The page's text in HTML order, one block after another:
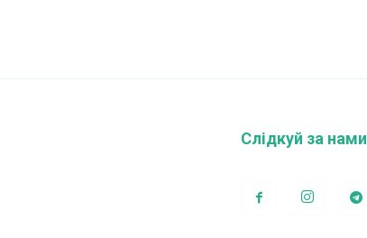
Слідкуй за нами